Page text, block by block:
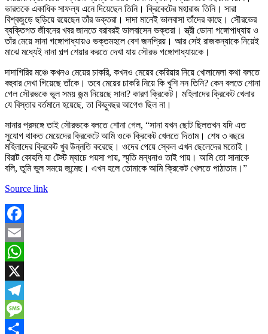
ভারতকে একাধিক সাফল্য এনে দিয়েছেন তিনি। ক্রিকেটের মহারাজ তিনি। সারা
বিশ্বজুড়ে ছড়িয়ে রয়েছেন তাঁর ভক্তরা। দাদা মানেই ভালবাসা তাঁদের কাছে। সৌরভের
ব্যক্তিগত জীবনের খবর জানতে বরাবরই ভালবাসেন ভক্তরা। স্ত্রী ডোনা গঙ্গোপাধ্যায় ও
তাঁর মেয়ে সানা গঙ্গোপাধ্যায়ও ভক্তমহলে বেশ জনপ্রিয়। আর সেই রাজকন্যাকে নিয়েই
মাঝে মধ্যেই নানা গল্প শেয়ার করতে দেখা যায় সৌরভ গঙ্গোপাধ্যায়কে।
দাদাগিরির মঞ্চে কখনও মেয়ের চাকরি, কখনও মেয়ের কেরিয়ার নিয়ে খোলামেলা কথা বলতে
বহুবার দেখা গিয়েছে তাঁকে। তবে মেয়ের চাকরি নিয়ে কি খুশি নন তিনি? কেন বলতে শোনা
গেল সৌরভকে ভুল সময় জন্ম নিয়েছে সানা? কারণ ক্রিকেট। মহিলাদের ক্রিকেট খেলার
যে বিস্তার বর্তমানে হয়েছে, তা কিছুবছর আগেও ছিল না।
সানার প্রসঙ্গে তাই সৌরভকে বলতে শোনা গেল, “সানা যখন ছোট ছিলতখন যদি এত
সুযোগ থাকত মেয়েদের ক্রিকেটে আমি ওকে ক্রিকেট খেলতে দিতাম। শেষ ৩ বছরে
মহিলাদের ক্রিকেট খুব উন্নতি করেছে। ওদের পেয়ে স্কেল এখন ছেলেদের মতোই।
বিরাট কোহলি যা টেস্ট ম্যাচে পয়সা পায়, স্মৃতি মন্ধনাও তাই পায়। আমি তো সানাকে
বলি, তুমি ভুল সময়ে জন্মেছ। এখন হলে তোমাকে আমি ক্রিকেট খেলতে পাঠাতাম।”
Source link
Facebook
Email
WhatsApp
X
Telegram
Message